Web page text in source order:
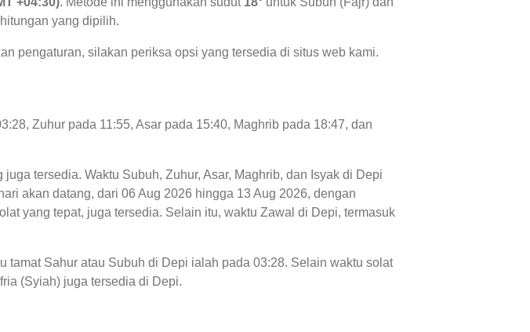
yang dipilih.
pengaturan, silakan periksa opsi yang tersedia di situs web kami.
Zuhur pada 11:55, Asar pada 15:40, Maghrib pada 18:47, dan
tersedia. Waktu Subuh, Zuhur, Asar, Maghrib, dan Isyak di Depi
akan datang, dari 06 Aug 2026 hingga 13 Aug 2026, dengan
yang tepat, juga tersedia. Selain itu, waktu Zawal di Depi, termasuk
tamat Sahur atau Subuh di Depi ialah pada 03:28. Selain waktu solat
(Syiah) juga tersedia di Depi.